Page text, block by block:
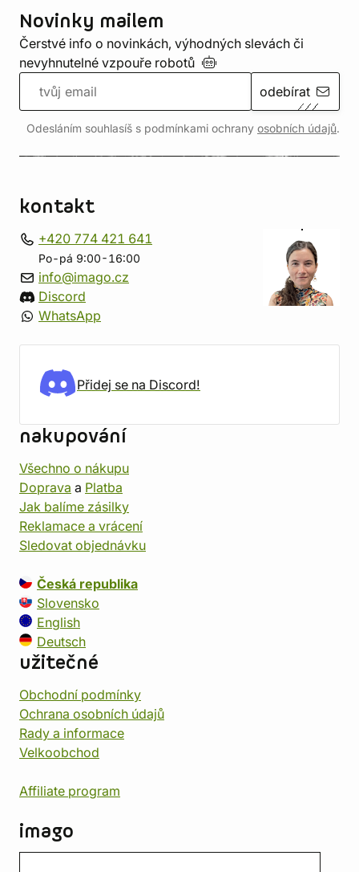
Novinky mailem
Čerstvé info o novinkách, výhodných slevách či
nevyhnutelné vzpouře robotů
odebírat
Odesláním souhlasíš s podmínkami ochrany osobních údajů.
kontakt
+420 774 421 641
Po-pá 9:00-16:00
info@imago.cz
Discord
WhatsApp
Přidej se na Discord!
nakupování
Všechno o nákupu
Doprava a Platba
Jak balíme zásilky
Reklamace a vrácení
Sledovat objednávku
Česká republika
Slovensko
English
Deutsch
užitečné
Obchodní podmínky
Ochrana osobních údajů
Rady a informace
Velkoobchod
Affiliate program
imago